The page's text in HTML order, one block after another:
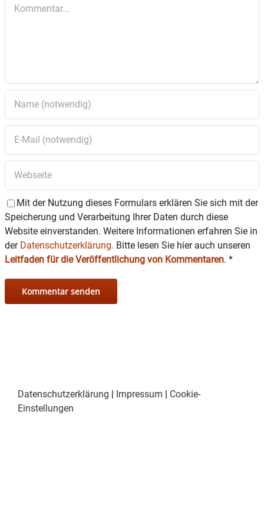
Teilerneuerung eines bestehenden,
Einbau von App. im bestehenden
Betriebsgebäude – Teilabbruch Betriebsgebäude
mit Neubau eines Wohnhauses in gleicher Größe
bestehende Holzlege –
3.3 Verlängerungsantrag auf den Vorbescheid
(2021): Neubau eines
Wohngebäudes,Homberger Straße 7
3.4 Antrag auf Baugenehmigung: Errichtung
einer Terrassenüberdachung,Nelkenstraße 12
des bestehenden Wohnhauses,
Mit der Nutzung dieses Formulars erklären Sie sich mit der
Speicherung und Verarbeitung Ihrer Daten durch diese
Website einverstanden. Weitere Informationen erfahren Sie in
der Datenschutzerklärung. Bitte lesen Sie hier auch unseren
Leitfaden für die Veröffentlichung von Kommentaren. *
Datenschutzerklärung | Impressum | Cookie-
Einstellungen